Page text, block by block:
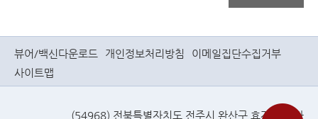
뷰어/백신다운로드 개인정보처리방침
이메일집단수집거부
사이트맵
(54968) 전북특별자치도 전주시 완산구 효자로(효자